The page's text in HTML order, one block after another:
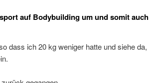
auf Bodybuilding um und somit auch
dass ich 20 kg weniger hatte und siehe da,